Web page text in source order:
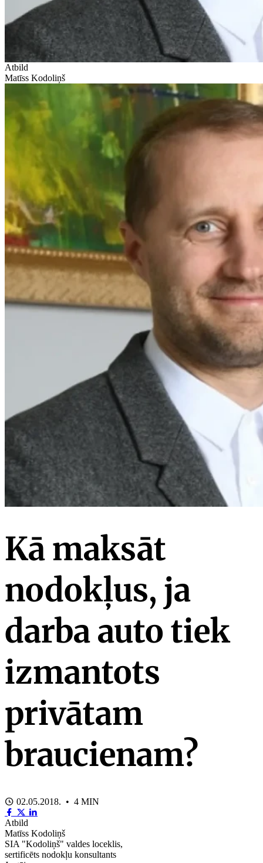
Atbild
Matīss Kodoliņš
Kā maksāt
nodokļus, ja
darba auto tiek
izmantots
privātam
braucienam?
02.05.2018. • 4 MIN
Atbild
Matīss Kodoliņš
SIA "Kodoliņš" valdes loceklis,
sertificēts nodokļu konsultants